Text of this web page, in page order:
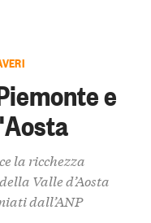
e
la ricchezza
Valle d’Aosta
dall’ANP